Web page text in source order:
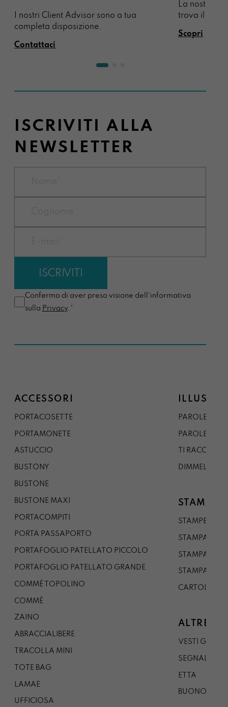
I nostri Client Advisor sono a tua
completa disposizione.
Contattaci
La nostra
trova il
Scopri
ISCRIVITI ALLA
NEWSLETTER
Confermo di aver preso visione dell'informativa
sulla Privacy.*
ACCESSORI
PORTACOSETTE
PORTAMONETE
ASTUCCIO
BUSTONY
BUSTONE
BUSTONE MAXI
PORTACOMPITI
PORTA PASSAPORTO
PORTAFOGLIO PATELLATO PICCOLO
PORTAFOGLIO PATELLATO GRANDE
COMMÉ TOPOLINO
COMMÉ
ZAINO
ABRACCIALIBERE
TRACOLLA MINI
TOTE BAG
LAMAE
UFFICIOSA
PAROLE DAL
PAROLE DA
TI
DIMMELO
STAMPE
STAMPE A5
STAMPA A3
STAMPA A1
STAMPA A0
CARTOLINA
ALTRE
VESTI
SEGNALIBRO
ETTA
BUONO